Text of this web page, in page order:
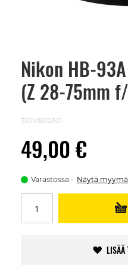
Nikon HB-
(Z 28-75mm
39JMB02801
49,00 €
Varastossa Näytä
LISÄÄ
Skip
beginning
images